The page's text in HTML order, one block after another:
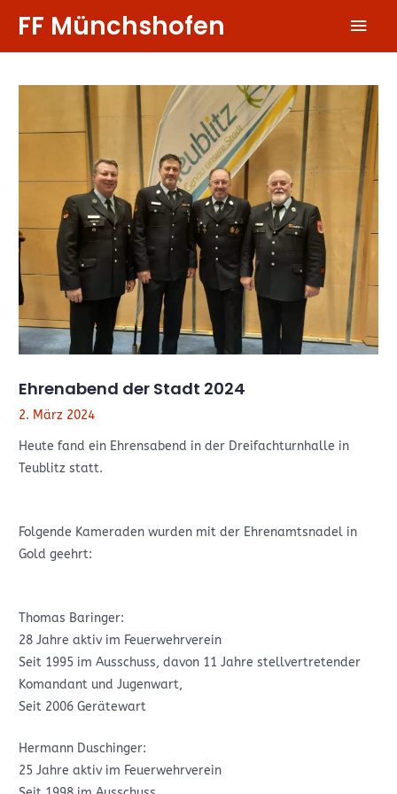
Inhalt
springen
FF Münchshofen
Ehrenabend der Stadt 2024
2. März 2024
Heute fand ein Ehrensabend in der Dreifachturnhalle in
Teublitz statt.
Folgende Kameraden wurden mit der Ehrenamtsnadel in
Gold geehrt:
Thomas Baringer:
28 Jahre aktiv im Feuerwehrverein
Seit 1995 im Ausschuss, davon 11 Jahre stellvertretender
Komandant und Jugenwart,
Seit 2006 Gerätewart
Hermann Duschinger:
25 Jahre aktiv im Feuerwehrverein